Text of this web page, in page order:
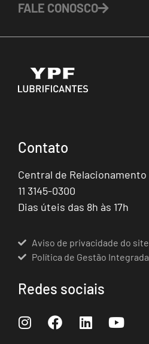
FALE CONOSCO
Contato
Central de Relacionamento
11 3145-0300
Dias úteis das 8h às 17h
Aviso de privacidade do site
Política de Gestão Integrada
Redes sociais